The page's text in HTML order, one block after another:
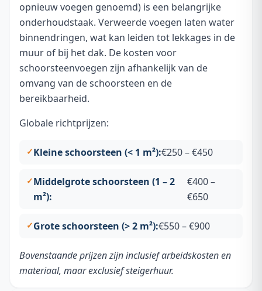
opnieuw voegen genoemd) is een belangrijke
onderhoudstaak. Verweerde voegen laten water
binnendringen, wat kan leiden tot lekkages in de
muur of bij het dak. De kosten voor
schoorsteenvoegen zijn afhankelijk van de
omvang van de schoorsteen en de
bereikbaarheid.
Globale richtprijzen:
Kleine schoorsteen (< 1 m²):€250 – €450
Middelgrote schoorsteen (1 – 2
m²):
€400 –
€650
Grote schoorsteen (> 2 m²):€550 – €900
Bovenstaande prijzen zijn inclusief arbeidskosten en
materiaal, maar exclusief steigerhuur.